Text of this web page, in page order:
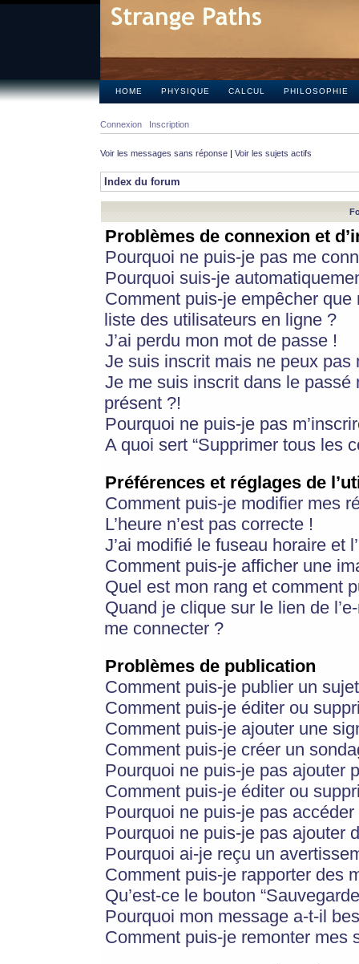
HOME PHYSIQUE CALCUL PHILOSOPHIE
Connexion Inscription
Voir les messages sans réponse | Voir les sujets actifs
Index du forum
Problèmes de connexion et
Pourquoi ne puis-je pas me
Pourquoi suis-je
Comment puis-je empêcher
liste des utilisateurs en ligne ?
J’ai perdu mon mot de passe !
Je suis inscrit mais ne peux pas
Je me suis inscrit dans le
présent ?!
Pourquoi ne puis-je pas
A quoi sert “Supprimer tous les
Préférences et réglages de
Comment puis-je modifier mes
L’heure n’est pas correcte !
J’ai modifié le fuseau horaire et
Comment puis-je afficher une
Quel est mon rang et comment
Quand je clique sur le lien de
me connecter ?
Problèmes de publication
Comment puis-je publier un
Comment puis-je éditer ou
Comment puis-je ajouter une
Comment puis-je créer un
Pourquoi ne puis-je pas ajouter
Comment puis-je éditer ou
Pourquoi ne puis-je pas
Pourquoi ne puis-je pas ajouter
Pourquoi ai-je reçu un
Comment puis-je rapporter des
Qu’est-ce le bouton
Pourquoi mon message a-t-il
Comment puis-je remonter mes